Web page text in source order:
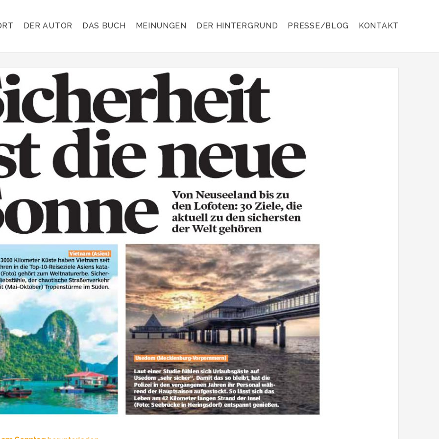
DER AUTOR DAS BUCH MEINUNGEN DER HINTERGRUND PRESSE/BLOG KONTAKT